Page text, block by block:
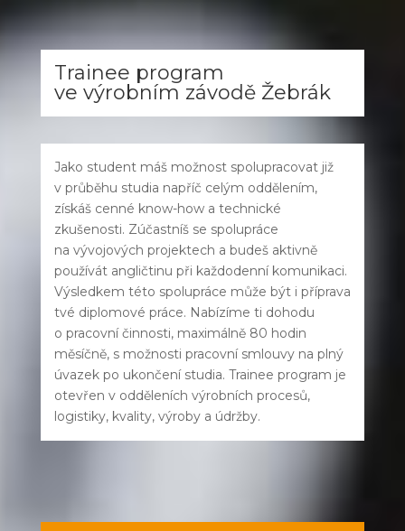
Trainee program
ve výrobním závodě Žebrák
Jako student máš možnost spolupracovat již
v průběhu studia napříč celým oddělením,
získáš cenné know-how a technické
zkušenosti. Zúčastníš se spolupráce
na vývojových projektech a budeš aktivně
používát angličtinu při každodenní komunikaci.
Výsledkem této spolupráce může být i příprava
tvé diplomové práce. Nabízíme ti dohodu
o pracovní činnosti, maximálně 80 hodin
měsíčně, s možnosti pracovní smlouvy na plný
úvazek po ukončení studia. Trainee program je
otevřen v odděleních výrobních procesů,
logistiky, kvality, výroby a údržby.